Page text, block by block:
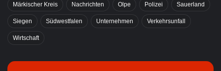
Märkischer Kreis Nachrichten Olpe Polizei Sauerland
Siegen Südwestfalen Unternehmen Verkehrsunfall
Wirtschaft